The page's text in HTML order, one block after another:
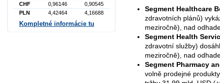
Segment Healthcare
zdravotních plánů)
meziročně), nad
Segment Health
zdravotní služby)
meziročně), nad
Segment Pharmacy
volně prodejné
CHF
0,96146
0,90545
PLN
4,42464 4,16688
Kompletné informácie tu